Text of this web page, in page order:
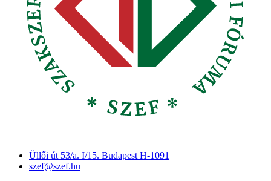
Üllői út 53/a. I/15. Budapest H-1091
szef@szef.hu